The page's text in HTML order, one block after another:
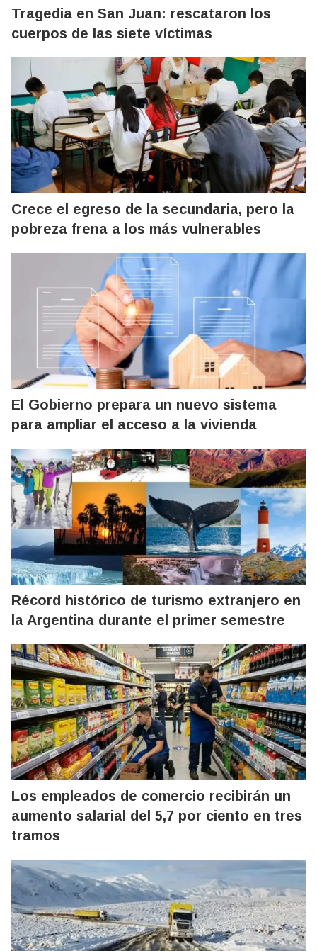
Tragedia en San Juan: rescataron los
cuerpos de las siete víctimas
Crece el egreso de la secundaria, pero la
pobreza frena a los más vulnerables
El Gobierno prepara un nuevo sistema
para ampliar el acceso a la vivienda
Récord histórico de turismo extranjero en
la Argentina durante el primer semestre
Los empleados de comercio recibirán un
aumento salarial del 5,7 por ciento en tres
tramos